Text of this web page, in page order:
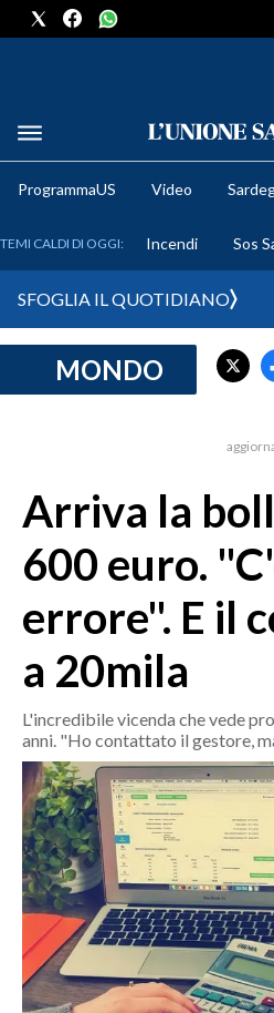
METEO
CRONACA SARDEGNA
MEDIO CAMPIDANO
SASSARI E PROVINCIA
NUORO E PROVINCIA
OGLIASTRA
CRONACA
ITALIA
MONDO
POLITICA
ECONOMIA
SERVIZI ALLE IMPRESE
ProgrammaUS Video
TEMI CALDI DI OGGI: Incendi Sos
SFOGLIA IL QUOTIDIANO
MONDO
Arriva la
600 euro.
errore". E il
a 20mila
L'incredibile vicenda che vede
anni. "Ho contattato il gestore,